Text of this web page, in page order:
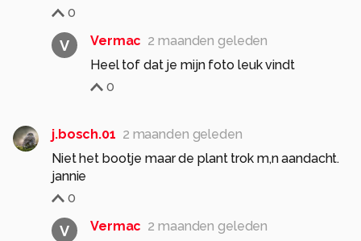
0
V Vermac 2 maanden geleden
Heel tof dat je mijn foto leuk vindt
0
j.bosch.01 2 maanden geleden
Niet het bootje maar de plant trok m,n aandacht.
jannie
0
V Vermac 2 maanden geleden